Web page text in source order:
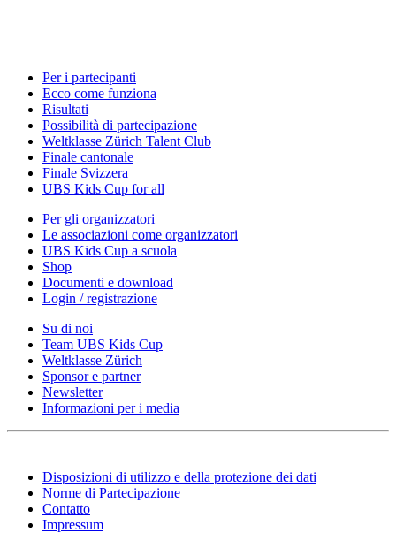
Per i partecipanti
Ecco come funziona
Risultati
Possibilità di partecipazione
Weltklasse Zürich Talent Club
Finale cantonale
Finale Svizzera
UBS Kids Cup for all
Per gli organizzatori
Le associazioni come organizzatori
UBS Kids Cup a scuola
Shop
Documenti e download
Login / registrazione
Su di noi
Team UBS Kids Cup
Weltklasse Zürich
Sponsor e partner
Newsletter
Informazioni per i media
Disposizioni di utilizzo e della protezione dei dati
Norme di Partecipazione
Contatto
Impressum